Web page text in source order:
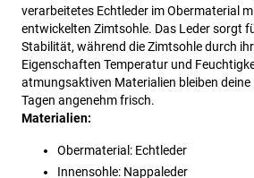
verarbeitetes Echtleder im Obermaterial
entwickelten Zimtsohle. Das Leder sorgt
Stabilität, während die Zimtsohle durch
Eigenschaften Temperatur und
atmungsaktiven Materialien bleiben
Tagen angenehm frisch.
Materialien:
Obermaterial: Echtleder
Innensohle: Nappaleder